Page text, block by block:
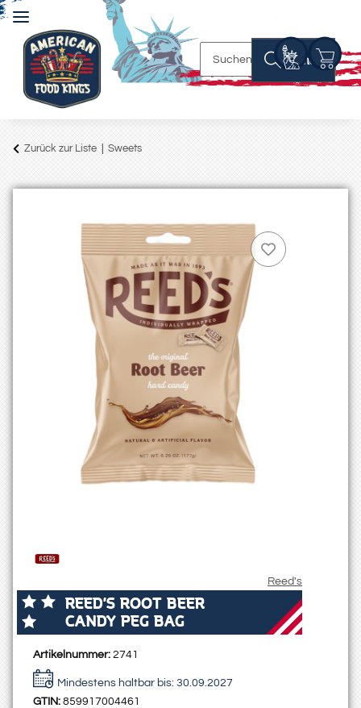
Suchen
Zurück zur Liste Sweets
Reed's
REED'S ROOT BEER
CANDY PEG BAG
Artikelnummer: 2741
Mindestens haltbar bis: 30.09.2027
GTIN: 859917004461